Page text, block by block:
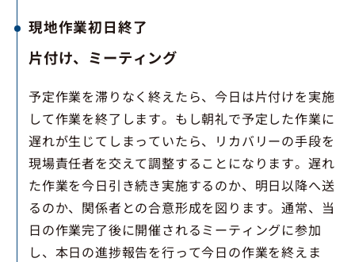
現地作業初日終了
片付け、ミーティング
予定作業を滞りなく終えたら、今日は片付けを実施
して作業を終了します。もし朝礼で予定した作業に
遅れが生じてしまっていたら、リカバリーの手段を
現場責任者を交えて調整することになります。遅れ
た作業を今日引き続き実施するのか、明日以降へ送
るのか、関係者との合意形成を図ります。通常、当
日の作業完了後に開催されるミーティングに参加
し、本日の進捗報告を行って今日の作業を終えま